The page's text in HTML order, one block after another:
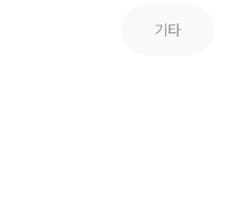
기타